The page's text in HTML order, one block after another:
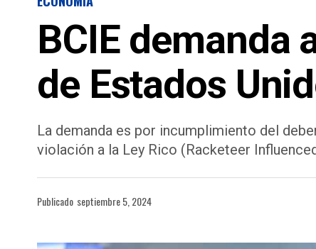
BCIE demanda
de Estados
La demanda es por incumplimiento del
violación a la Ley Rico (Racketeer
Publicado septiembre 5, 2024